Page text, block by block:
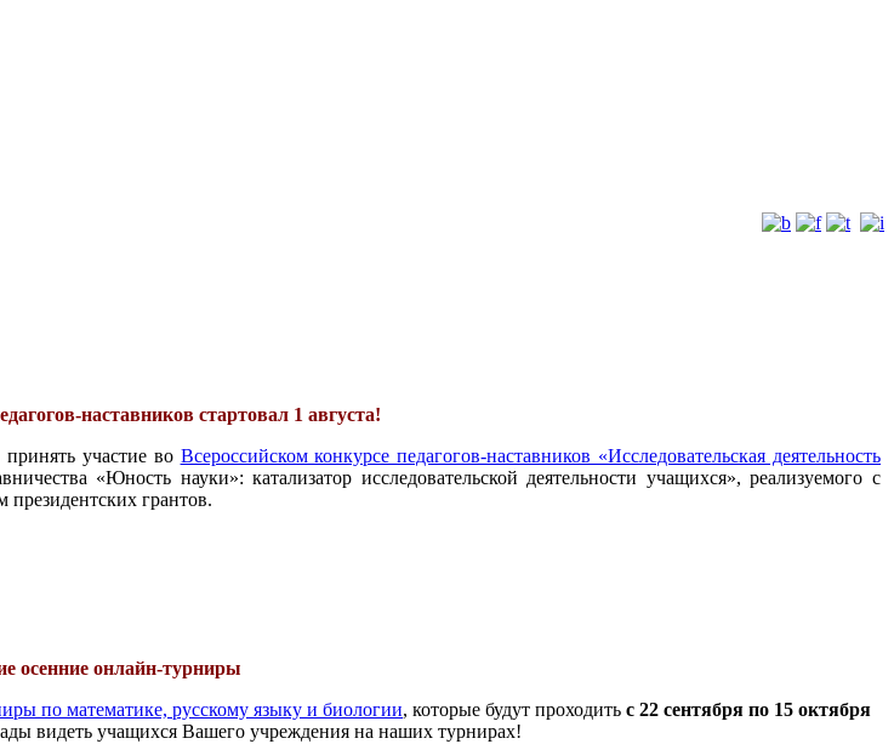
наставников стартовал 1 августа!
участие во Всероссийском конкурсе педагогов-наставников «Исследовательская деятельность
«Юность науки»: катализатор исследовательской деятельности учащихся», реализуемого с
грантов.
осенние онлайн-турниры
по математике, русскому языку и биологии, которые будут проходить с 22 сентября по 15 октября
видеть учащихся Вашего учреждения на наших турнирах!